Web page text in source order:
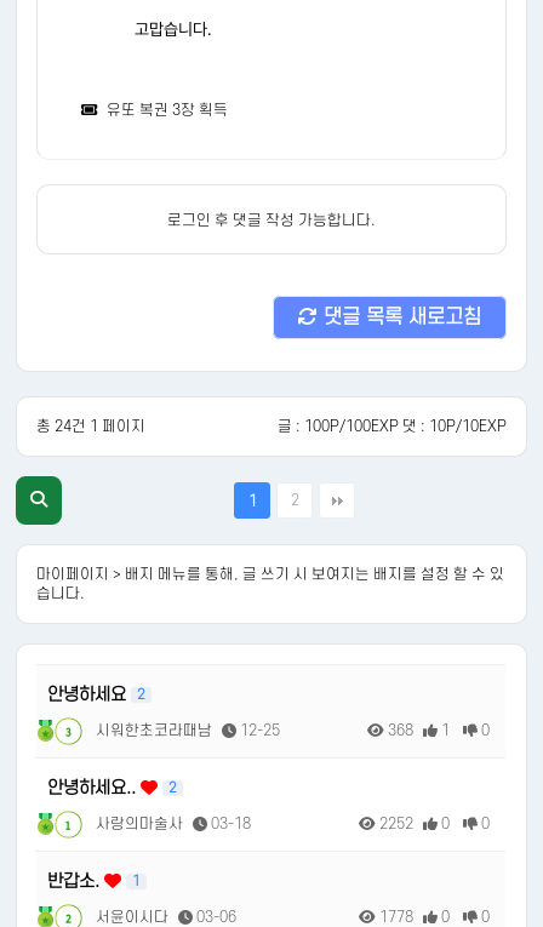
고맙습니다.
유또 복권 3장 획득
로그인 후 댓글 작성 가능합니다.
댓글 목록 새로고침
총 24건 1 페이지 글 : 100P/100EXP 댓 : 10P/10EXP
1 2
마이페이지 > 배지 메뉴를 통해, 글 쓰기 시 보여지는 배지를 설정 할 수 있
습니다.
안녕하세요 2
3 시워한초코라때남 12-25 368 1 0
안녕하세요.. 2
1 사랑의마술사 03-18 2252 0 0
반갑소. 1
2 서윤이시다 03-06 1778 0 0